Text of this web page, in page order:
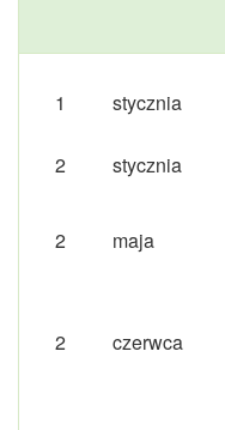
1 stycznia
2 stycznia
2 maja
2 czerwca